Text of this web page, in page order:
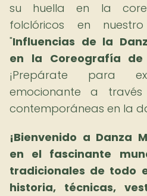
su huella en la
folclóricos en
"Influencias de la
en la Coreografía de
¡Prepárate para
emocionante a
contemporáneas en la
¡Bienvenido a Danza
en el fascinante
tradicionales de todo
historia, técnicas,